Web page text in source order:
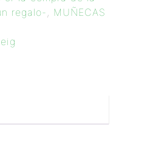
regalo-, MUÑECAS